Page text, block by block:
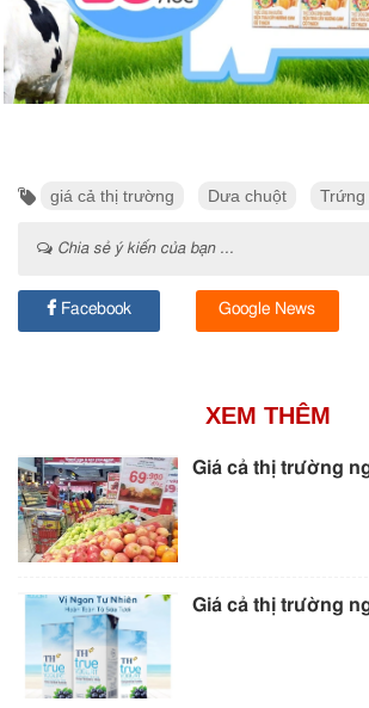
giá cả thị trường Dưa chuột Trứng
Chia sẻ ý kiến của bạn ...
Facebook Google News
XEM THÊM
Giá cả thị trường
Giá cả thị trường